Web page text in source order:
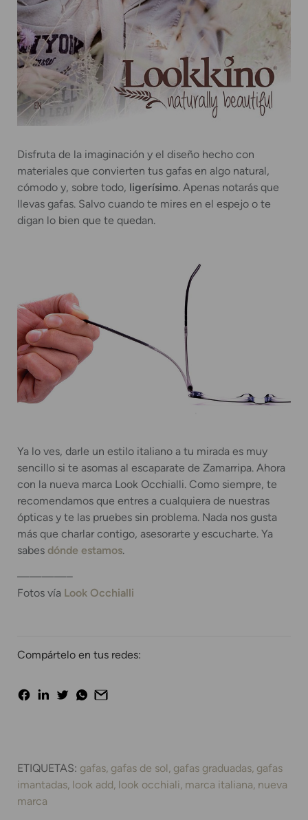
Disfruta de la imaginación y el diseño hecho con
materiales que convierten tus gafas en algo natural,
cómodo y, sobre todo, ligerísimo. Apenas notarás que
llevas gafas. Salvo cuando te mires en el espejo o te
digan lo bien que te quedan.
Ya lo ves, darle un estilo italiano a tu mirada es muy
sencillo si te asomas al escaparate de Zamarripa. Ahora
con la nueva marca Look Occhialli. Como siempre, te
recomendamos que entres a cualquiera de nuestras
ópticas y te las pruebes sin problema. Nada nos gusta
más que charlar contigo, asesorarte y escucharte. Ya
sabes dónde estamos.
————–
Fotos vía Look Occhialli
Compártelo en tus redes:
ETIQUETAS: gafas gafas de sol gafas graduadas gafas
imantadas look add look occhiali marca italiana nueva
marca